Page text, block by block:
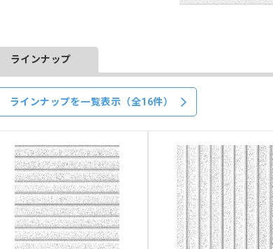
ラインナップ
ラインナップを一覧表示（全16件）